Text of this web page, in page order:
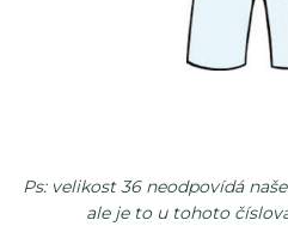
Ps: velikost 36 neodpovídá
ale je to u tohoto